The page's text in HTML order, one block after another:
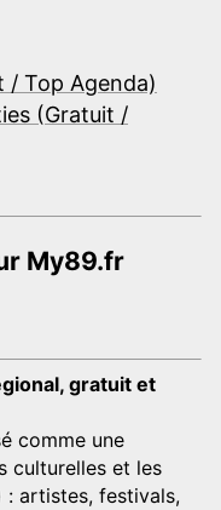
/ Top Agenda)
(Gratuit /
My89.fr
gratuit et
comme une
culturelles et les
: artistes, festivals,